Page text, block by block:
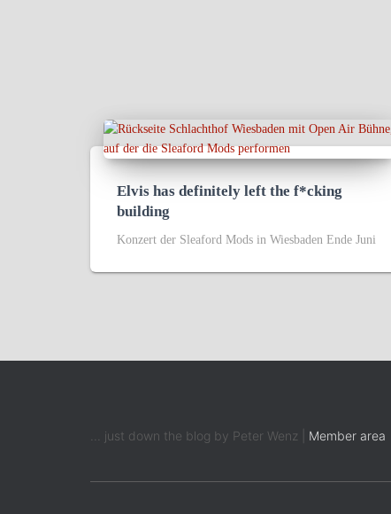
Elvis has definitely left the f*cking
building
Konzert der Sleaford Mods in Wiesbaden Ende Juni
... just down the blog by Peter Wenz | Member area